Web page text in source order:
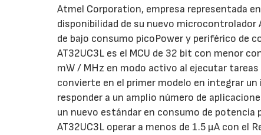
Atmel Corporation, empresa representada
disponibilidad de su nuevo microcontrolador
de bajo consumo picoPower y periférico de
AT32UC3L es el MCU de 32 bit con menor
mW / MHz en modo activo al ejecutar
convierte en el primer modelo en integrar
responder a un amplio número de
un nuevo estándar en consumo de potencia
AT32UC3L operar a menos de 1.5 µA con el